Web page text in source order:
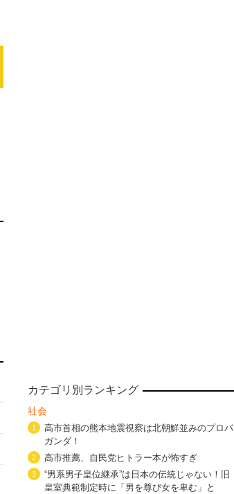
カテゴリ別ランキング
社会
1
高市首相の熊本地震視察は北朝鮮並みのプロパ
ガンダ！
2 高市推薦、自民党ヒトラー本が怖すぎ
3
“男系男子皇位継承”は日本の伝統じゃない！旧
皇室典範制定時に「男を尊び女を卑む」と